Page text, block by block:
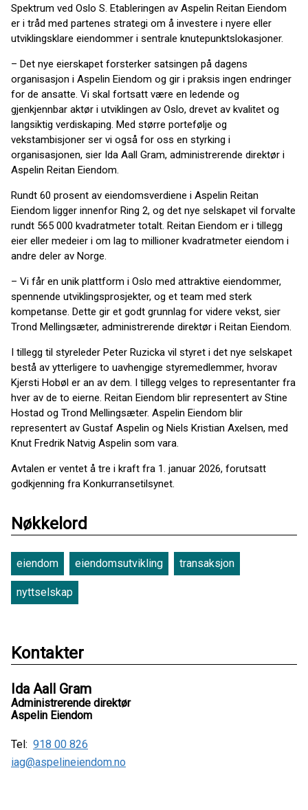
Spektrum ved Oslo S. Etableringen av Aspelin Reitan Eiendom
er i tråd med partenes strategi om å investere i nyere eller
utviklingsklare eiendommer i sentrale knutepunktslokasjoner.
– Det nye eierskapet forsterker satsingen på dagens
organisasjon i Aspelin Eiendom og gir i praksis ingen endringer
for de ansatte. Vi skal fortsatt være en ledende og
gjenkjennbar aktør i utviklingen av Oslo, drevet av kvalitet og
langsiktig verdiskaping. Med større portefølje og
vekstambisjoner ser vi også for oss en styrking i
organisasjonen, sier Ida Aall Gram, administrerende direktør i
Aspelin Reitan Eiendom.
Rundt 60 prosent av eiendomsverdiene i Aspelin Reitan
Eiendom ligger innenfor Ring 2, og det nye selskapet vil forvalte
rundt 565 000 kvadratmeter totalt. Reitan Eiendom er i tillegg
eier eller medeier i om lag to millioner kvadratmeter eiendom i
andre deler av Norge.
– Vi får en unik plattform i Oslo med attraktive eiendommer,
spennende utviklingsprosjekter, og et team med sterk
kompetanse. Dette gir et godt grunnlag for videre vekst, sier
Trond Mellingsæter, administrerende direktør i Reitan Eiendom.
I tillegg til styreleder Peter Ruzicka vil styret i det nye selskapet
bestå av ytterligere to uavhengige styremedlemmer, hvorav
Kjersti Hobøl er an av dem. I tillegg velges to representanter fra
hver av de to eierne. Reitan Eiendom blir representert av Stine
Hostad og Trond Mellingsæter. Aspelin Eiendom blir
representert av Gustaf Aspelin og Niels Kristian Axelsen, med
Knut Fredrik Natvig Aspelin som vara.
Avtalen er ventet å tre i kraft fra 1. januar 2026, forutsatt
godkjenning fra Konkurransetilsynet.
Nøkkelord
eiendom eiendomsutvikling transaksjon
nyttselskap
Kontakter
Ida Aall Gram
Administrerende direktør
Aspelin Eiendom
Tel: 918 00 826
iag@aspelineiendom.no